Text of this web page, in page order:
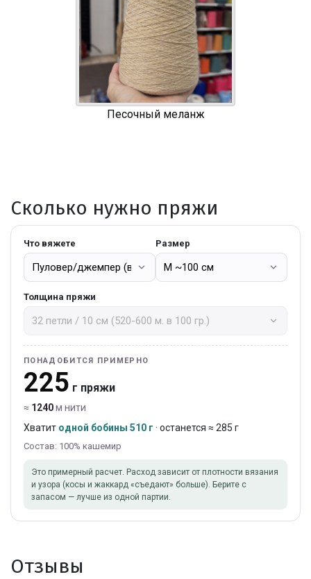
Песочный меланж
Сколько нужно пряжи
Что вяжете Размер
Толщина пряжи
ПОНАДОБИТСЯ ПРИМЕРНО
225 г пряжи
≈ 1240м нити
Хватит одной бобины 510 г · останется ≈ 285 г
Состав: 100% кашемир
Это примерный расчет. Расход зависит от плотности вязания
и узора (косы и жаккард «съедают» больше). Берите с
запасом — лучше из одной партии.
Отзывы